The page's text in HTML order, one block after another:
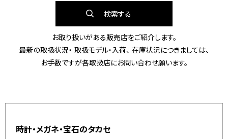
検索する
お取り扱いがある販売店をご紹介します。
最新の取扱状況・ 取扱モデル・入荷、 在庫状況につきましては、
お手数ですが各取扱店にお問い合わせ願います。
時計・メガネ・宝石のタカセ